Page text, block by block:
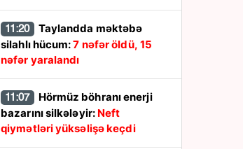
11:20
silahlı hücum:7 nəfər öldü, 15
nəfər yaralandı
11:07
bazarını silkələyir: Neft
qiymətləri yüksəlişə keçdi